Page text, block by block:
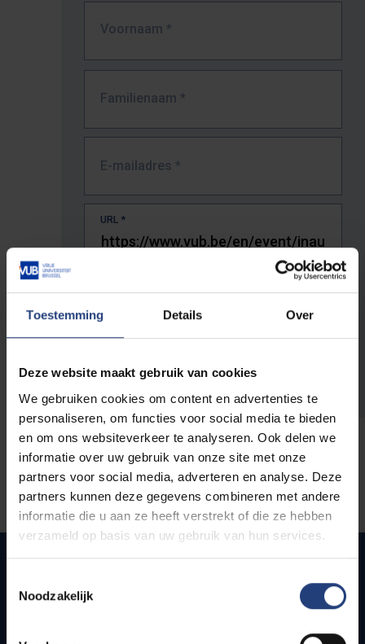
Toestemming Details Over
Deze website maakt gebruik van cookies
We gebruiken cookies om content en advertenties te
personaliseren, om functies voor social media te bieden
en om ons websiteverkeer te analyseren. Ook delen we
informatie over uw gebruik van onze site met onze
partners voor social media, adverteren en analyse. Deze
partners kunnen deze gegevens combineren met andere
informatie die u aan ze heeft verstrekt of die ze hebben
verzameld op basis van uw gebruik van hun services.
Noodzakelijk
Voornaam *
Familienaam *
E-mailadres *
URL *
De volledige URL van de pagina waar je de fout zag.
Snel naar